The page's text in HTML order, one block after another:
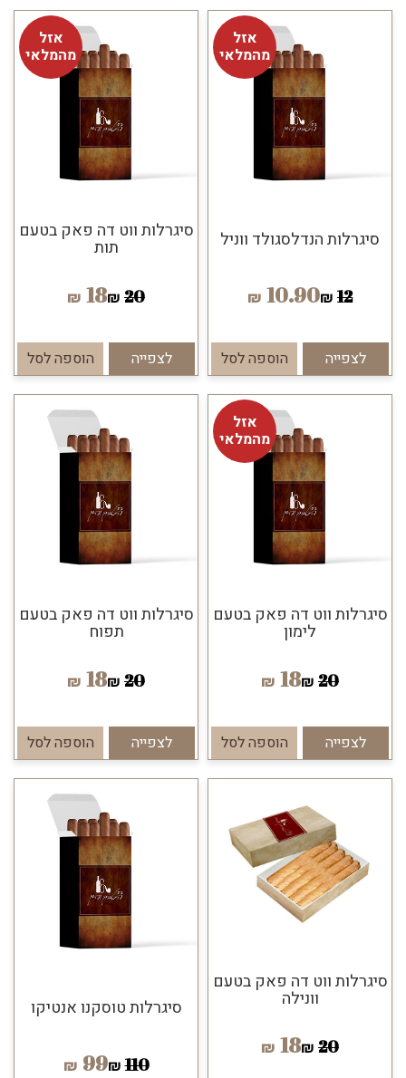
אזל
מהמלאי
סיגרלות הנדלסגולד ווניל
12
₪
10.90
₪
לצפייה הוספה לסל
אזל
מהמלאי
סיגרלות ווט דה פאק בטעם
תות
20
₪
18
₪
לצפייה הוספה לסל
אזל
מהמלאי
סיגרלות ווט דה פאק בטעם
לימון
20
₪
18
₪
לצפייה הוספה לסל
סיגרלות ווט דה פאק בטעם
תפוח
20
₪
18
₪
לצפייה הוספה לסל
סיגרלות ווט דה פאק בטעם
וונילה
20
₪
18
₪
סיגרלות טוסקנו אנטיקו
110
₪
99
₪